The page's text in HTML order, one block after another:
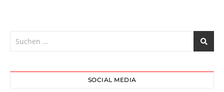
SOCIAL MEDIA